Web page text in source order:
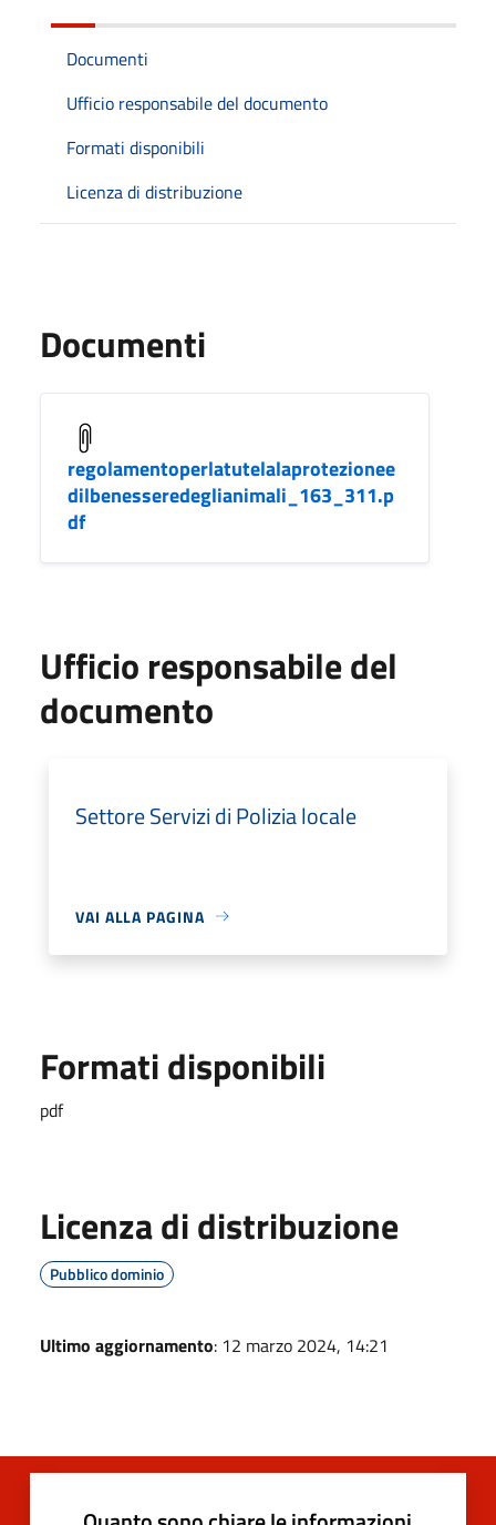
Documenti
Ufficio responsabile del documento
Formati disponibili
Licenza di distribuzione
Documenti
regolamentoperlatutelalaprotezionee
dilbenesseredeglianimali_163_311.p
df
Ufficio responsabile del
documento
Settore Servizi di Polizia locale
VAI ALLA PAGINA
Formati disponibili
pdf
Licenza di distribuzione
Pubblico dominio
Ultimo aggiornamento: 12 marzo 2024, 14:21